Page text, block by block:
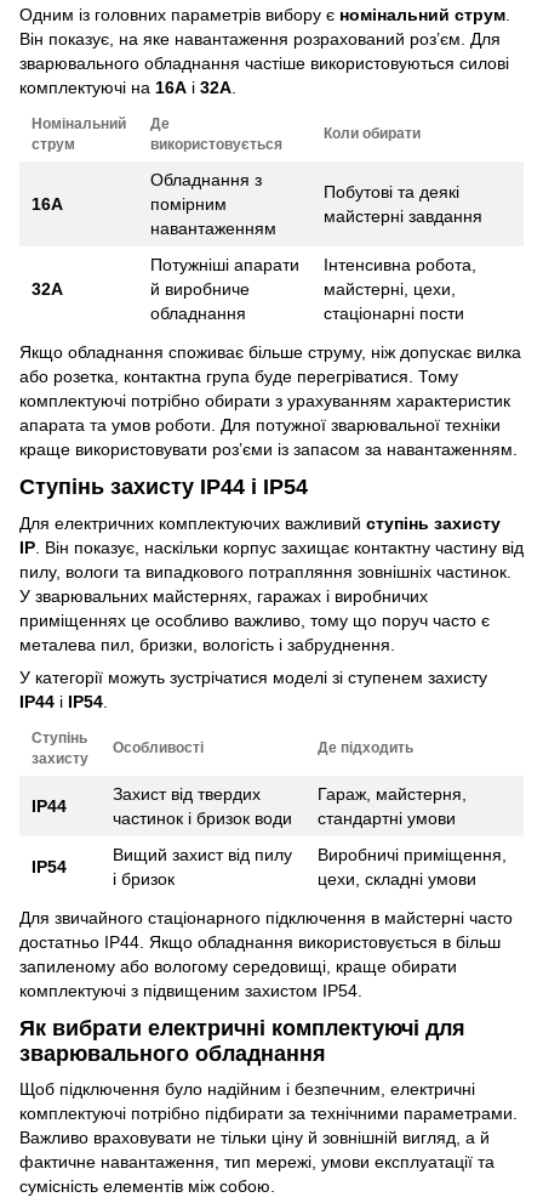
Одним із головних параметрів вибору є номінальний струм
Він показує, на яке навантаження розрахований роз’єм. Для
зварювального обладнання частіше використовуються силові
комплектуючі на 16А і 32А
Номінальний
струм
Де
використовується
Коли обирати
16А
Обладнання з
помірним
навантаженням
Побутові та деякі
майстерні завдання
32А
Потужніші апарати
й виробниче
обладнання
Інтенсивна робота,
майстерні, цехи,
стаціонарні пости
Якщо обладнання споживає більше струму, ніж допускає вилка
або розетка, контактна група буде перегріватися. Тому
комплектуючі потрібно обирати з урахуванням характеристик
апарата та умов роботи. Для потужної зварювальної техніки
краще використовувати роз’єми із запасом за навантаженням.
Ступінь захисту IP44 і IP54
Для електричних комплектуючих важливий ступінь захисту
IP . Він показує, наскільки корпус захищає контактну частину від
пилу, вологи та випадкового потрапляння зовнішніх частинок.
У зварювальних майстернях, гаражах і виробничих
приміщеннях це особливо важливо, тому що поруч часто є
металева пил, бризки, вологість і забруднення.
У категорії можуть зустрічатися моделі зі ступенем захисту
IP44 і IP54
Ступінь
захисту
Особливості Де підходить
IP44
Захист від твердих
частинок і бризок води
Гараж, майстерня,
стандартні умови
IP54
Вищий захист від пилу
і бризок
Виробничі приміщення,
цехи, складні умови
Для звичайного стаціонарного підключення в майстерні часто
достатньо IP44. Якщо обладнання використовується в більш
запиленому або вологому середовищі, краще обирати
комплектуючі з підвищеним захистом IP54.
Як вибрати електричні комплектуючі для
зварювального обладнання
Щоб підключення було надійним і безпечним, електричні
комплектуючі потрібно підбирати за технічними параметрами.
Важливо враховувати не тільки ціну й зовнішній вигляд, а й
фактичне навантаження, тип мережі, умови експлуатації та
сумісність елементів між собою.